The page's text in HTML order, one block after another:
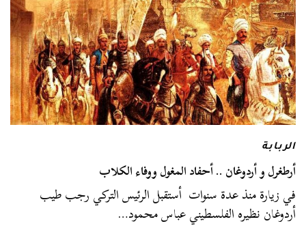
الربابة
أرطغرل و أردوغان .. أحفاد المغول ووفاء الكلاب
في زيارة منذ عدة سنوات أستقبل الرئيس التركي رجب طيب
أردوغان نظيره الفلسطيني عباس محمود…